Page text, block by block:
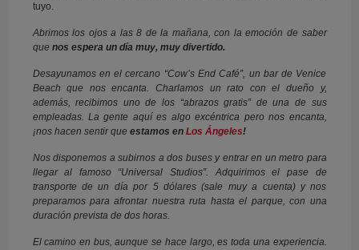
tuyo.
Abrimos los ojos a las 8 de la mañana, con la emoción de saber
que nos espera un día muy, muy divertido.
Desayunamos en el cercano “Cow’s End Café”, un bar de Venice
Beach que nos encanta. Charlamos un rato con el dueño y,
además, recibimos uno de los “abrazos gratis” de una de sus
empleadas. La gente aquí es algo excéntrica pero nos encanta,
¡nos hacen sentir que estamos en Los Ángeles!
Nos disponemos a subirnos a dos buses y entrar en un metro para
llegar al famoso “Universal Studios”. Adquirimos el pase de
transporte de un día por 5 dólares (sale muy a cuenta) y nos
preparamos para afrontar nuestra ruta hasta el parque, con una
duración prevista de dos horas.
El camino en bus, aunque se hace largo, es toda una experiencia.